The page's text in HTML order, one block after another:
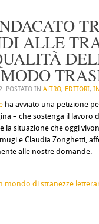
ALLE
. POSTATO IN ALTRO, EDITORI,
ha avviato una petizione
– che sostenga il lavoro
la situazione che oggi
e Claudia Zonghetti,
alle nostre domande.